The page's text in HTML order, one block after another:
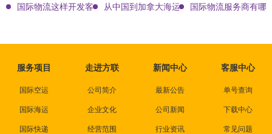
国际物流这样开发客户会让你成为销冠从中国到加拿大海运要多久能到达？
国际物流服务商有哪
服务项目
国际空运
国际海运
国际快递
走进方联
公司简介
企业文化
经营范围
新闻中心
最新公告
公司新闻
行业资讯
客服中心
单号查询
下载中心
常见问题